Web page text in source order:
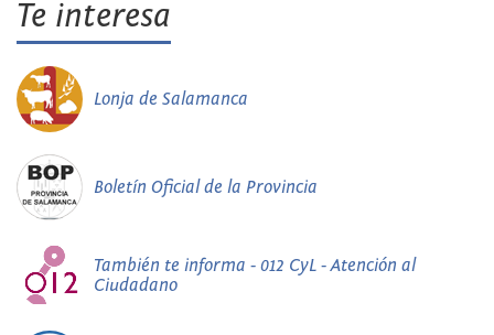
Te interesa
Lonja de Salamanca
Boletín Oficial de la Provincia
También te informa - 012 CyL - Atención al
Ciudadano